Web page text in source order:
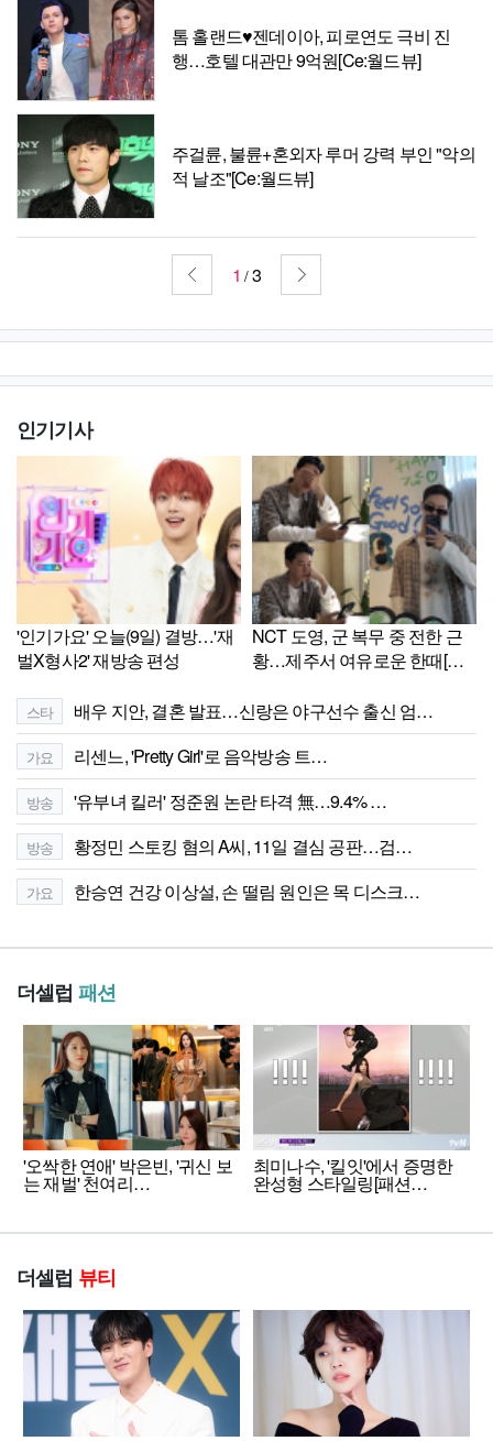
톰 홀랜드♥젠데이아, 피로연도 극비 진
행…호텔 대관만 9억원[Ce:월드뷰]
주걸륜, 불륜+혼외자 루머 강력 부인 "악의
적 날조"[Ce:월드뷰]
1 /3
인기기사
'인기가요' 오늘(9일) 결방…'재
벌X형사2' 재방송 편성
NCT 도영, 군 복무 중 전한 근
황…제주서 여유로운 한때[셀
스타 배우 지안, 결혼 발표…신랑은 야구선수 출신 엄…
가요 리센느, 'Pretty Girl'로 음악방송 트…
방송 '유부녀 킬러' 정준원 논란 타격 無…9.4% …
방송 황정민 스토킹 혐의 A씨, 11일 결심 공판…검…
가요 한승연 건강 이상설, 손 떨림 원인은 목 디스크…
더셀럽 패션
'오싹한 연애' 박은빈, '귀신 보
는 재벌' 천여리…
최미나수, '킬잇'에서 증명한
완성형 스타일링[패션…
더셀럽 뷰티